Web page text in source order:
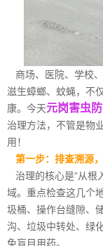
商场、医院、学校
滋生蟑螂、蚊蝇，不
康。今天元岗害虫
治理方法，不管是物
用！
第一步：排查溯源
治理的核心是“从根
域。重点检查这几个
圾桶、操作台缝隙、
沟、垃圾中转处、绿
免盲目用药。